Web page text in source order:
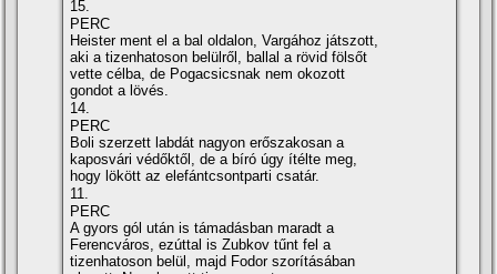
15.
PERC
Heister ment el a bal oldalon, Vargához játszott,
aki a tizenhatoson belülről, ballal a rövid fölsőt
vette célba, de Pogacsicsnak nem okozott
gondot a lövés.
14.
PERC
Boli szerzett labdát nagyon erőszakosan a
kaposvári védőktől, de a bí­ró úgy í­télte meg,
hogy lökött az elefántcsontparti csatár.
11.
PERC
A gyors gól után is támadásban maradt a
Ferencváros, ezúttal is Zubkov tűnt fel a
tizenhatoson belül, majd Fodor szorí­tásában